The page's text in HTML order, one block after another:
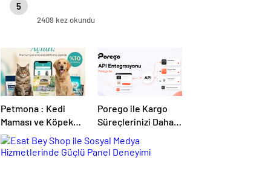
5
2409 kez okundu
Petmona : Kedi
Maması ve Köpek
Maması İle Tüm
Evcil Hayvan
Porego ile Kargo
Süreçlerinizi Daha
Kolay Yönetin